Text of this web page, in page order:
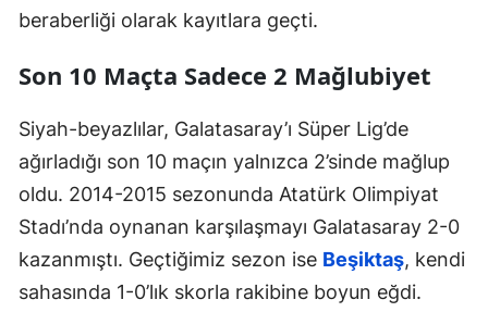
beraberliği olarak kayıtlara geçti.
Son 10 Maçta Sadece 2 Mağlubiyet
Siyah-beyazlılar, Galatasaray’ı Süper Lig’de
ağırladığı son 10 maçın yalnızca 2’sinde mağlup
oldu. 2014-2015 sezonunda Atatürk Olimpiyat
Stadı’nda oynanan karşılaşmayı Galatasaray 2-0
kazanmıştı. Geçtiğimiz sezon ise Beşiktaş, kendi
sahasında 1-0’lık skorla rakibine boyun eğdi.